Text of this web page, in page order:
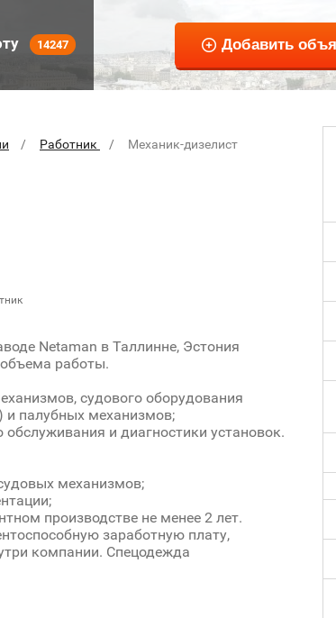
14247
Работник Механик-дизелист
Netaman в Таллинне, Эстония
работы.
судового оборудования
и палубных механизмов;
обслуживания и диагностики установок.
механизмов;
производстве не менее 2 лет.
заработную плату,
компании. Спецодежда